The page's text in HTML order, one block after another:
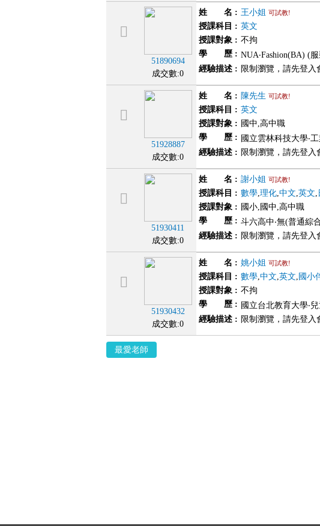
51890694
成交數:0
姓 名 : 王小姐 可試教!
授課科目 : 英文
授課對象 : 不拘
學 歷 : NUA‧Fashion(BA) (
經驗描述 : 限制瀏覽，請先登
51928887
成交數:0
姓 名 : 陳先生 可試教!
授課科目 : 英文
授課對象 : 國中,高中職
學 歷 : 國立雲林科技大學‧
經驗描述 : 限制瀏覽，請先登
51930411
成交數:0
姓 名 : 謝小姐 可試教!
授課科目 : 數學,理化,中文,英文,
授課對象 : 國小,國中,高中職
學 歷 : 斗六高中‧無(普通綜
經驗描述 : 限制瀏覽，請先登
51930432
成交數:0
姓 名 : 姚小姐 可試教!
授課科目 : 數學,中文,英文, 國小
授課對象 : 不拘
學 歷 : 國立台北教育大學‧
經驗描述 : 限制瀏覽，請先登
最愛老師